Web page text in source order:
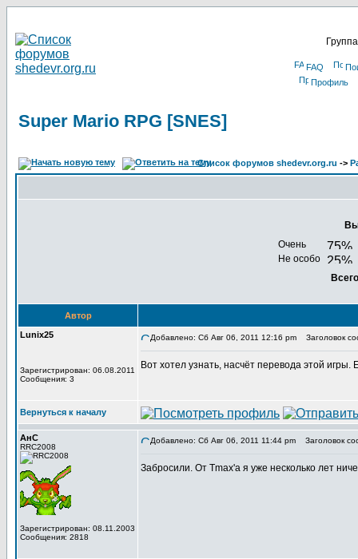
FAQ
Профиль
Super Mario RPG [SNES]
Список форумов shedevr.org.ru ->
Очень
Не особо
Автор
Lunix25
Зарегистрирован: 06.08.2011
Сообщения: 3
Добавлено: Сб Авг 06, 2011 12:16 pm Заголовок
Вот хотел узнать, насчёт перевода этой
Вернуться к началу
АнС
RRC2008
Зарегистрирован: 08.11.2003
Сообщения: 2818
Добавлено: Сб Авг 06, 2011 11:44 pm Заголовок
Забросили. От Tmax'а я уже несколько лет